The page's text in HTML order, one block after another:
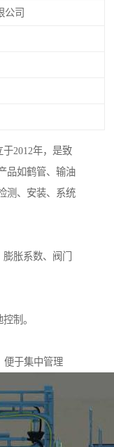
公司
2012年，是致
品如鹤管、输油
测、安装、系统
胀系数、阀门
制。
便于集中管理